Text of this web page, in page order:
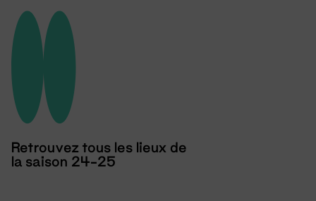
Retrouvez tous les lieux de
la saison 24-25